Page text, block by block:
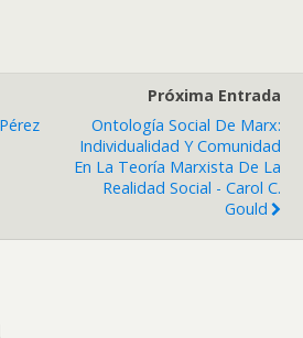
Próxima Entrada
Ontología Social De Marx:
Individualidad Y Comunidad
En La Teoría Marxista De La
Realidad Social - Carol C.
Gould